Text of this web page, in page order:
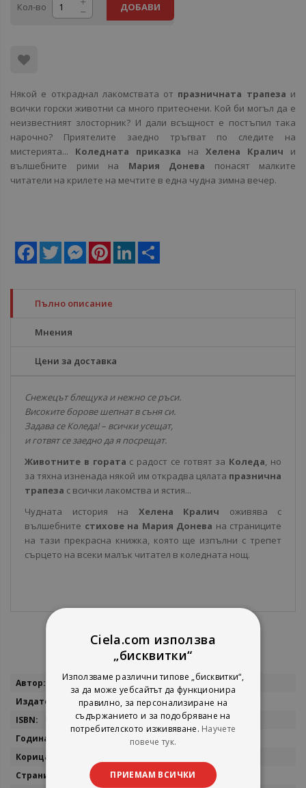
Кол-во ДОБАВИ
Някой е откраднал лакомствата от празничната трапеза и
всички горски животни са много притеснени. Кой би могъл да е
неизвестният злосторник? И дали всъщност е постъпил така
нарочно? Приятелите заедно тръгват по следите на
мистерията... Коледната приказка на Хелена Кралич и
вълшебните рими на Мария Донева понасят малките
читатели на крилете на мечтите в една чудна зимна вечер.
Facebook
Twitter MessengerPinterestLinkedIn
Пълно описание
Мнения
Цени за доставка
Снежецът блещука и нежно се ръси.
Високите борове шепнат в съня си.
Задава се Коледа! – всички усещат,
и готвят се заедно да я посрещат.
Животните в гората с радост се готвят за Коледа, но
за тяхна изненада някой им открадва цялата празнична
трапеза с всички лакомства и ястия...
Чудната история на Хелена Кралич оживява с
вълшебните стихове на Мария Донева на страниците
на тази прекрасна книжка, която ще изпълни с трепет
сърцето на всеки малък читател в коледната нощ.
Повече
Хелена Кралич
СофтПрес
9786191519668
2023
Ciela.com използва
„бисквитки“
Използваме различни типове „бисквитки“,
за да може уебсайтът да функционира
правилно, за персонализиране на
съдържанието и за подобряване на
потребителското изживяване. Научете
повече тук.
ПРИЕМАМ ВСИЧКИ